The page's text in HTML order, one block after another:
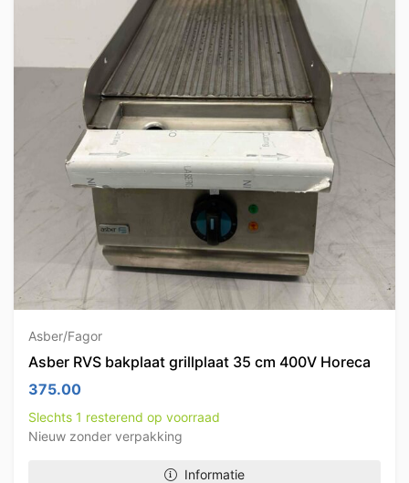
Asber/Fagor
Asber RVS bakplaat grillplaat 35 cm 400V Horeca
375.00
Slechts 1 resterend op voorraad
Nieuw zonder verpakking
Informatie